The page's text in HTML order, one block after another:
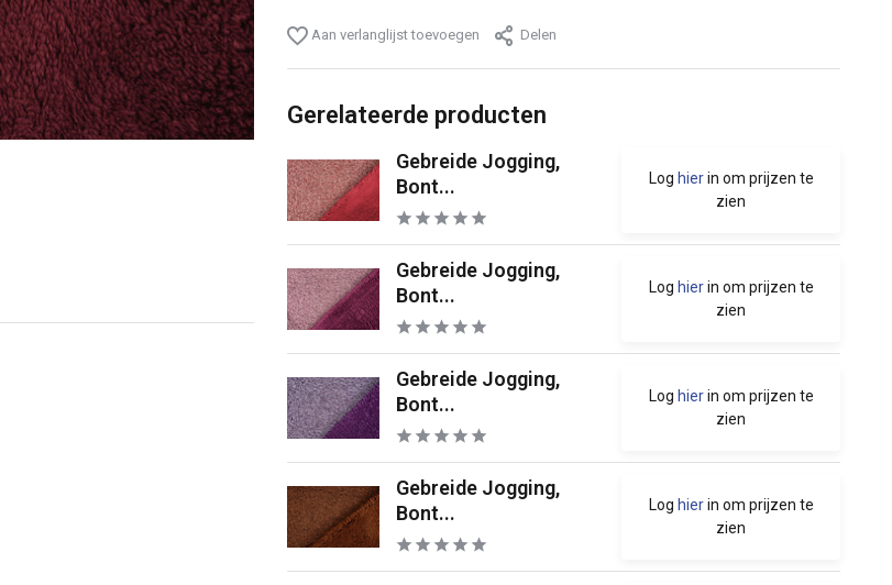
Aan verlanglijst toevoegen Delen
Gerelateerde producten
Gebreide Jogging,
Bont...
Log hierin om prijzen te
zien
Gebreide Jogging,
Bont...
Log hierin om prijzen te
zien
Gebreide Jogging,
Bont...
Log hierin om prijzen te
zien
Gebreide Jogging,
Bont...
Log hierin om prijzen te
zien